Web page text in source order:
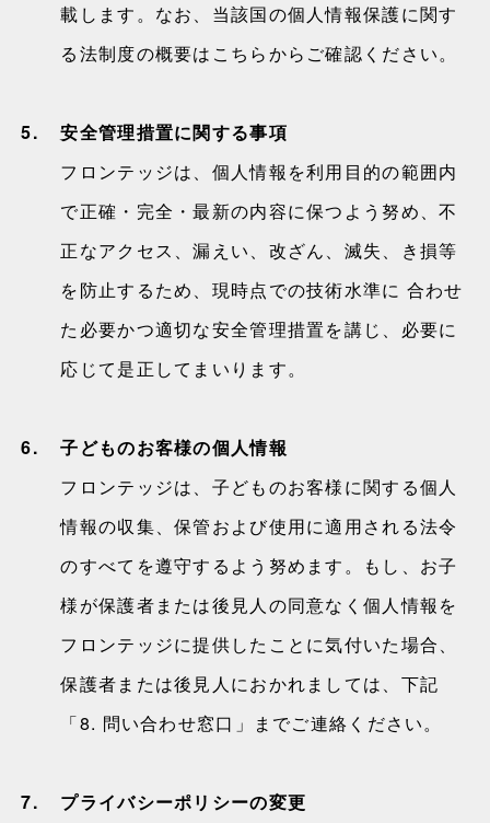
載します。なお、当該国の個人情報保護に関す
る法制度の概要はこちらからご確認ください。
5.
安全管理措置に関する事項
フロンテッジは、個人情報を利用目的の範囲内
で正確・完全・最新の内容に保つよう努め、不
正なアクセス、漏えい、改ざん、滅失、き損等
を防止するため、現時点での技術水準に 合わせ
た必要かつ適切な安全管理措置を講じ、必要に
応じて是正してまいります。
6.
子どものお客様の個人情報
フロンテッジは、子どものお客様に関する個人
情報の収集、保管および使用に適用される法令
のすべてを遵守するよう努めます。もし、お子
様が保護者または後見人の同意なく個人情報を
フロンテッジに提供したことに気付いた場合、
保護者または後見人におかれましては、下記
「8. 問い合わせ窓口」までご連絡ください。
7.
プライバシーポリシーの変更